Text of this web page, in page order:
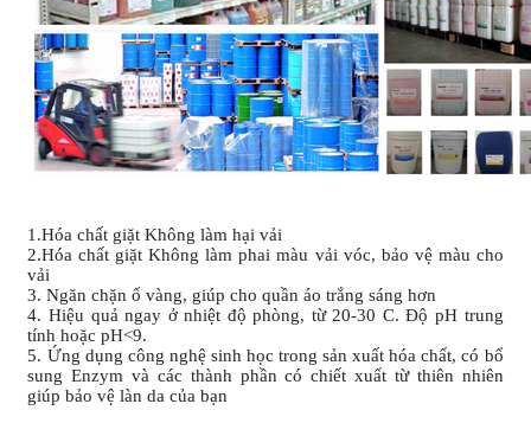
1.Hóa chất giặt Không làm hại vải
2.Hóa chất giặt Không làm phai màu vải vóc, bảo vệ màu cho
vải
3. Ngăn chặn ố vàng, giúp cho quần áo trắng sáng hơn
4. Hiệu quả ngay ở nhiệt độ phòng, từ 20-30 C. Độ pH trung
tính hoặc pH<9.
5. Ứng dụng công nghệ sinh học trong sản xuất hóa chất, có bổ
sung Enzym và các thành phần có chiết xuất từ thiên nhiên
giúp bảo vệ làn da của bạn